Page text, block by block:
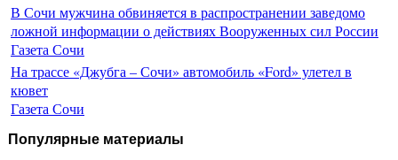
В Сочи мужчина обвиняется в распространении заведомо
ложной информации о действиях Вооруженных сил России
Газета Сочи
На трассе «Джубга – Сочи» автомобиль «Ford» улетел в
кювет
Газета Сочи
Популярные материалы